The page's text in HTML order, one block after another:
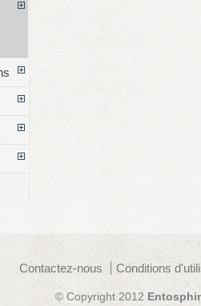
Contactez-nous Conditions
© Copyright 2012